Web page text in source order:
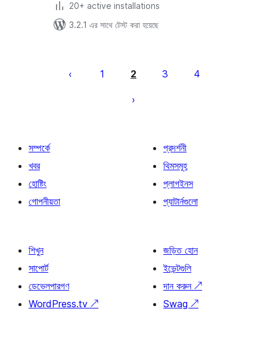
20+ active installations
3.2.1 এর সাথে টেস্ট করা হয়েছে
পেজিনেশন
1 2 3 4
সম্পর্কে
খবর
হোষ্টিং
গোপনীয়তা
প্রদর্শনী
থিমসমূহ
প্লাগইনস
প্যাটার্নগুলো
শিখুন
সাপোর্ট
ডেভেলপারগণ
WordPress.tv ↗
জড়িত হোন
ইভেন্টগুলি
দান করুন ↗
Swag ↗